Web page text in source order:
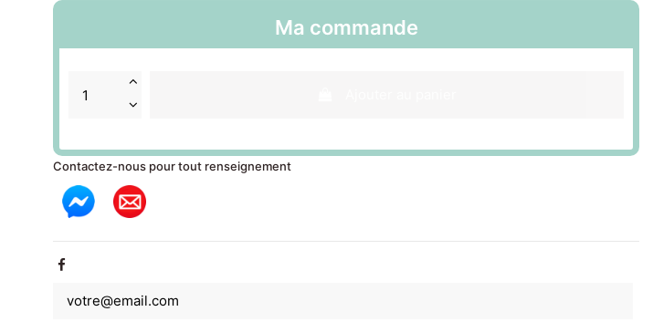
Ma commande
Contactez-nous pour tout renseignement